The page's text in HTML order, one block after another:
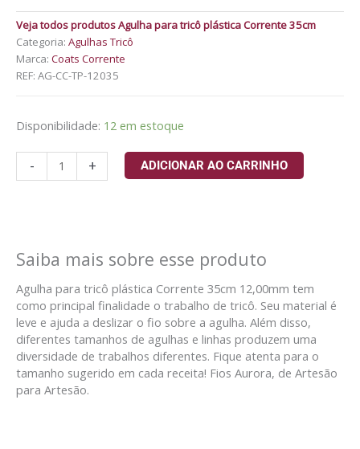
Veja todos produtos Agulha para tricô plástica Corrente 35cm
Categoria: Agulhas Tricô
Marca: Coats Corrente
REF: AG-CC-TP-12035
Disponibilidade: 12 em estoque
- + ADICIONAR AO CARRINHO
Saiba mais sobre esse produto
Agulha para tricô plástica Corrente 35cm 12,00mm tem
como principal finalidade o trabalho de tricô. Seu material é
leve e ajuda a deslizar o fio sobre a agulha. Além disso,
diferentes tamanhos de agulhas e linhas produzem uma
diversidade de trabalhos diferentes. Fique atenta para o
tamanho sugerido em cada receita! Fios Aurora, de Artesão
para Artesão.